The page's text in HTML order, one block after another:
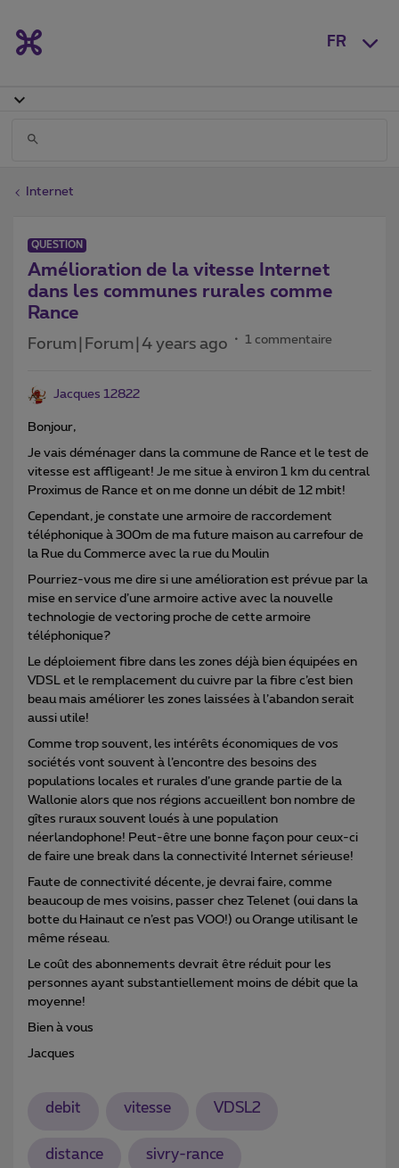
FR
Internet
QUESTION
Amélioration de la vitesse Internet
dans les communes rurales comme
Rance
Forum|Forum|4 years ago 1 commentaire
Jacques 12822
Bonjour,
Je vais déménager dans la commune de Rance et le test de
vitesse est affligeant! Je me situe à environ 1 km du central
Proximus de Rance et on me donne un débit de 12 mbit!
Cependant, je constate une armoire de raccordement
téléphonique à 300m de ma future maison au carrefour de
la Rue du Commerce avec la rue du Moulin
Pourriez-vous me dire si une amélioration est prévue par la
mise en service d’une armoire active avec la nouvelle
technologie de vectoring proche de cette armoire
téléphonique?
Le déploiement fibre dans les zones déjà bien équipées en
VDSL et le remplacement du cuivre par la fibre c’est bien
beau mais améliorer les zones laissées à l’abandon serait
aussi utile!
Comme trop souvent, les intérêts économiques de vos
sociétés vont souvent à l’encontre des besoins des
populations locales et rurales d’une grande partie de la
Wallonie alors que nos régions accueillent bon nombre de
gîtes ruraux souvent loués à une population
néerlandophone! Peut-être une bonne façon pour ceux-ci
de faire une break dans la connectivité Internet sérieuse!
Faute de connectivité décente, je devrai faire, comme
beaucoup de mes voisins, passer chez Telenet (oui dans la
botte du Hainaut ce n’est pas VOO!) ou Orange utilisant le
même réseau.
Le coût des abonnements devrait être réduit pour les
personnes ayant substantiellement moins de débit que la
moyenne!
Bien à vous
Jacques
debit vitesse VDSL2
distance sivry-rance